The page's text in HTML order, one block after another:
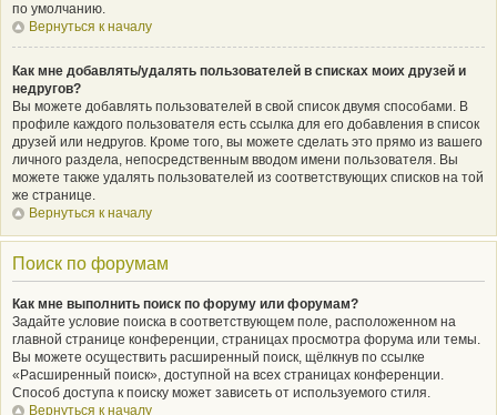
по умолчанию.
Вернуться к началу
Как мне добавлять/удалять пользователей в списках моих друзей и
недругов?
Вы можете добавлять пользователей в свой список двумя способами. В
профиле каждого пользователя есть ссылка для его добавления в список
друзей или недругов. Кроме того, вы можете сделать это прямо из вашего
личного раздела, непосредственным вводом имени пользователя. Вы
можете также удалять пользователей из соответствующих списков на той
же странице.
Вернуться к началу
Поиск по форумам
Как мне выполнить поиск по форуму или форумам?
Задайте условие поиска в соответствующем поле, расположенном на
главной странице конференции, страницах просмотра форума или темы.
Вы можете осуществить расширенный поиск, щёлкнув по ссылке
«Расширенный поиск», доступной на всех страницах конференции.
Способ доступа к поиску может зависеть от используемого стиля.
Вернуться к началу